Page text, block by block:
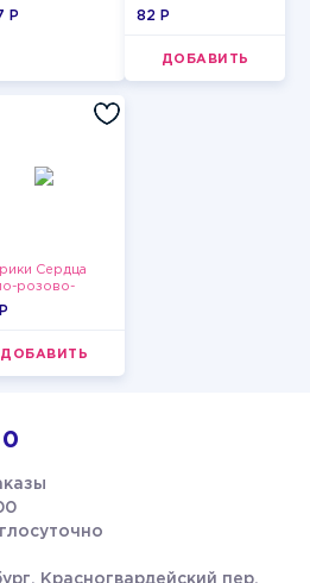
P
пастельные
82 P
ДОБАВИТЬ
Сердца
розово-
ДОБАВИТЬ
Красногвардейский пер.